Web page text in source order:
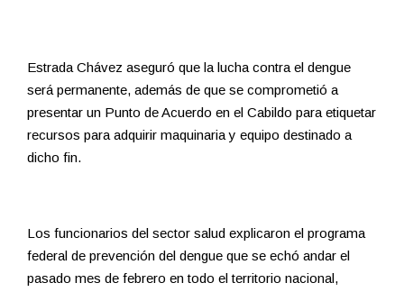
Estrada Chávez aseguró que la lucha contra el dengue
será permanente, además de que se comprometió a
presentar un Punto de Acuerdo en el Cabildo para etiquetar
recursos para adquirir maquinaria y equipo destinado a
dicho fin.
Los funcionarios del sector salud explicaron el programa
federal de prevención del dengue que se echó andar el
pasado mes de febrero en todo el territorio nacional,